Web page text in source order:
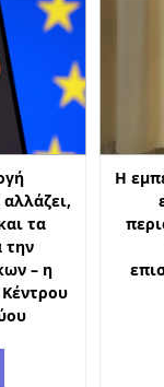
τα
την
– η
Η